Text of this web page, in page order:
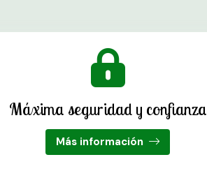
Máxima seguridad y confianza
Más información